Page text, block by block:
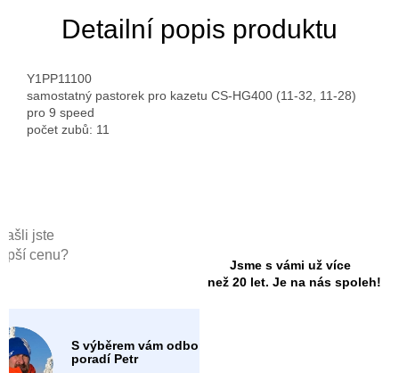
jste
cenu?
S výběrem vám odborně
poradí Petr
Jsme s vámi už více
než 20 let. Je na nás spoleh!
Detailní popis produktu
Y1PP11100
samostatný pastorek pro kazetu CS-HG400 (11-32, 11-28)
pro 9 speed
počet zubů: 11